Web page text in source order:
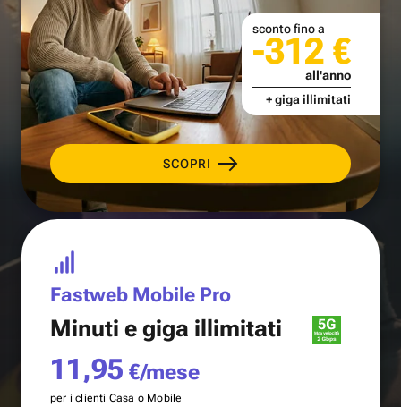
SCOPRI
sconto fino a
-312 €
all'anno
+ giga illimitati
Fastweb Mobile Pro
Minuti e giga illimitati
11,95 €/mese
per i clienti Casa o Mobile